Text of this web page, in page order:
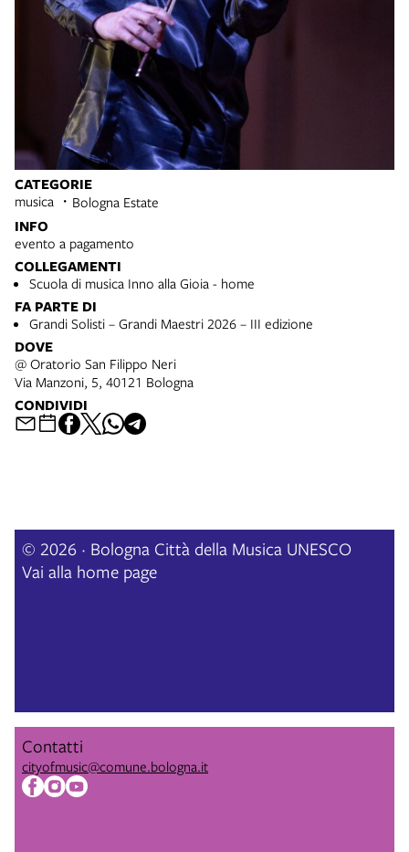
CATEGORIE
musica Bologna Estate
INFO
evento a pagamento
COLLEGAMENTI
Scuola di musica Inno alla Gioia - home
FA PARTE DI
Grandi Solisti – Grandi Maestri 2026 – III edizione
DOVE
@ Oratorio San Filippo Neri
Via Manzoni, 5, 40121 Bologna
CONDIVIDI
© 2026 · Bologna Città della Musica UNESCO
Vai alla home page
Contatti
cityofmusic@comune.bologna.it